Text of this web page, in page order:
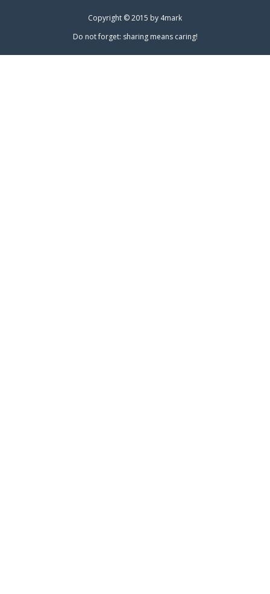
Copyright © 2015 by 4mark
Do not forget: sharing means caring!